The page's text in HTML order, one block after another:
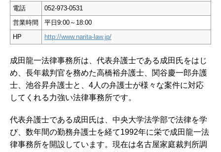
電話
052-973-0531
営業時間
平日9:00～18:00
HP
http://www.narita-law.jp/
成田龍一法律事務所は、代表弁護士である成田氏をはじ
め、長年裁判官を務めた高橋裕弁護士、関谷慶一郎弁護
士、池谷昇弁護士と、4人の弁護士が様々な案件に対応
してくれる力強い法律事務所です。
代表弁護士である成田氏は、中央大学法学部で法律を学
び、数年間の勤務弁護士を経て1992年に栄で成田龍一法
律事務所を開設しています。現在は名古屋家庭裁判所調